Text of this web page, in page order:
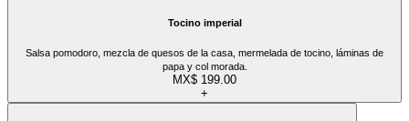
Tocino imperial
Salsa pomodoro, mezcla de quesos de la casa, mermelada de tocino, láminas de
papa y col morada.
MX$ 199.00
+